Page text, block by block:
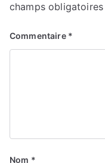
champs
Commentaire *
Nom *